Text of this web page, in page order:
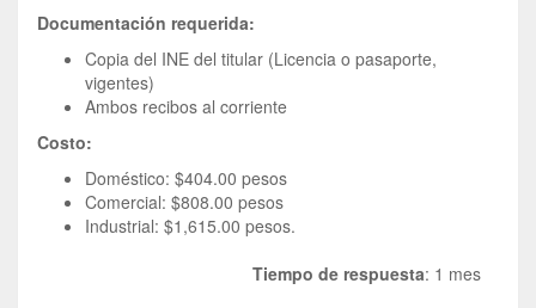
Documentación requerida:
Copia del INE del titular (Licencia o pasaporte,
vigentes)
Ambos recibos al corriente
Costo:
Doméstico: $404.00 pesos
Comercial: $808.00 pesos
Industrial: $1,615.00 pesos.
Tiempo de respuesta: 1 mes